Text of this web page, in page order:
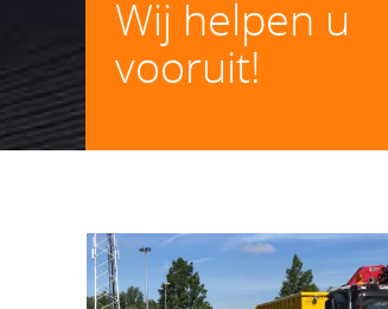
Wij helpen u
vooruit!